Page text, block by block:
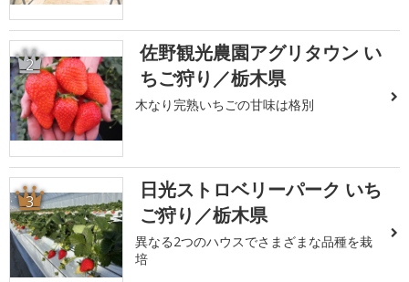
2
佐野観光農園アグリタウン い
ちご狩り／栃木県
木なり完熟いちごの甘味は格別
3
日光ストロベリーパーク いち
ご狩り／栃木県
異なる2つのハウスでさまざまな品種を栽
培